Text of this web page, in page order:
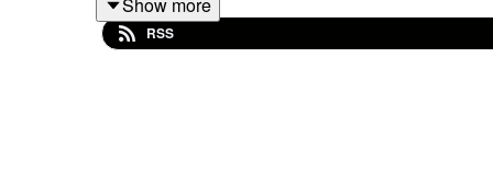
RSS